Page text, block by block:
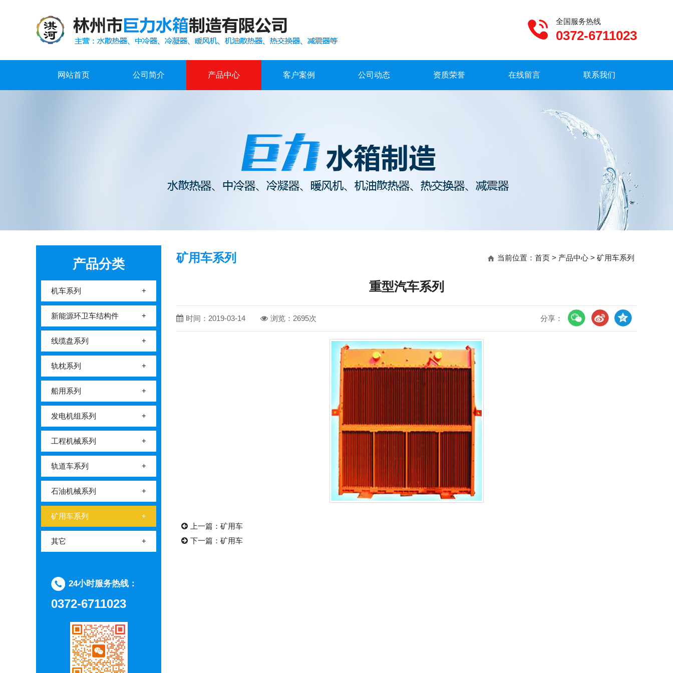
全国服务热线
0372-6711023
网站首页 公司简介 产品中心 客户案例 公司动态 资质荣誉 在线留言 联系我们
产品分类
机车系列 +
新能源环卫车结构件 +
线缆盘系列 +
轨枕系列 +
船用系列 +
发电机组系列 +
工程机械系列 +
轨道车系列 +
石油机械系列 +
矿用车系列 +
其它 +
24小时服务热线：
0372-6711023
矿用车系列 当前位置： 首页 > 产品中心 > 矿用车系列
重型汽车系列
时间：2019-03-14 浏览：2695次 分享：
上一篇： 矿用车
下一篇： 矿用车